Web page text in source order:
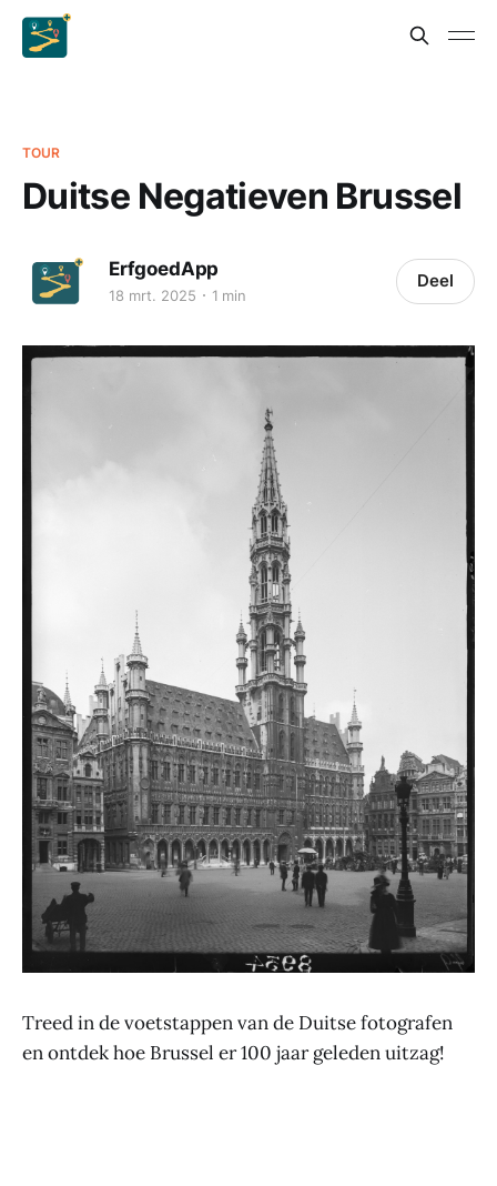
TOUR
Duitse Negatieven Brussel
ErfgoedApp
18 mrt. 2025 1 min
Deel
Treed in de voetstappen van de Duitse fotografen
en ontdek hoe Brussel er 100 jaar geleden uitzag!